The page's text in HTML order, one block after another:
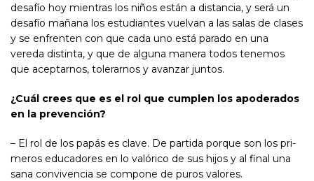
desafío hoy mientras los niños están a distancia, y será un
desafío mañana los estudiantes vuelvan a las salas de clases
y se enfrenten con que cada uno está parado en una
vereda distinta, y que de alguna manera todos tenemos
que aceptarnos, tolerarnos y avanzar juntos.
¿Cuál crees que es el rol que cumplen los apoderados
en la prevención?
– El rol de los papás es clave. De partida porque son los pri-
meros educadores en lo valórico de sus hijos y al final una
sana convivencia se compone de puros valores.